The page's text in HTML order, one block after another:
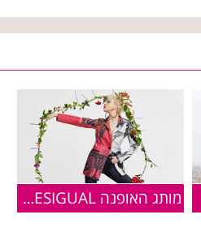
מותג האופנה DESIGUAL משיק קולקצייה בהשראה מקסיקנית